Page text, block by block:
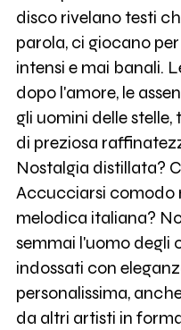
disco rivelano testi
parola, ci giocano
intensi e mai banali.
dopo l'amore, le
gli uomini delle
di preziosa
Nostalgia distillata?
Accucciarsi comodo
melodica italiana?
semmai l'uomo degli
indossati con
personalissima,
da altri artisti in